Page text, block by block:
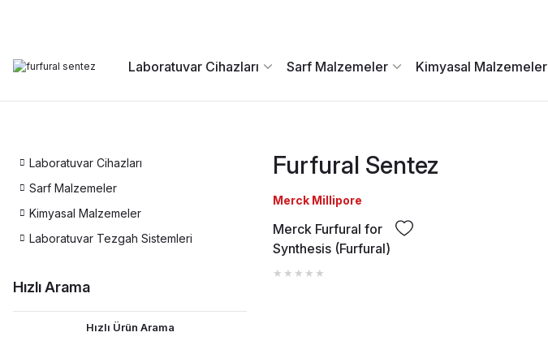
Laboratuvar Cihazları Sarf Malzemeler Kimyasal Malzemeler
Laboratuvar Cihazları
Sarf Malzemeler
Kimyasal Malzemeler
Laboratuvar Tezgah Sistemleri
Hızlı Arama
Hızlı Ürün Arama
Furfural Sentez
Merck Millipore
Merck Furfural for
Synthesis (Furfural)